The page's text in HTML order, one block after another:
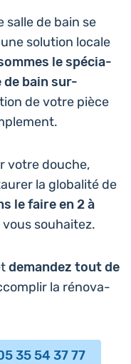
salle de bain se
solu­tion locale
le spé­cia­
de bain sur-
de votre pièce
votre douche,
la glo­ba­li­té de
le faire en 2 à
souhaitez.
deman­dez tout de
la réno­va­
35 54 37 77